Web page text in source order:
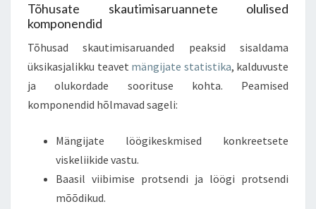
Tõhusate skautimisaruannete olulised
komponendid
Tõhusad skautimisaruanded peaksid sisaldama
üksikasjalikku teavet mängijate statistika, kalduvuste
ja olukordade soorituse kohta. Peamised
komponendid hõlmavad sageli:
Mängijate löögikeskmised konkreetsete
viskeliikide vastu.
Baasil viibimise protsendi ja löögi protsendi
mõõdikud.